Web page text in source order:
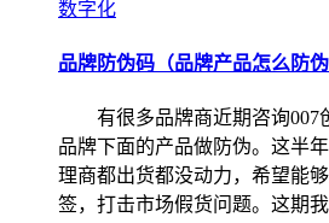
数字化
品牌防伪码（品牌产品怎么防伪
有很多品牌商近期咨询007
品牌下面的产品做防伪。这半
理商都出货都没动力，希望能
签，打击市场假货问题。这期